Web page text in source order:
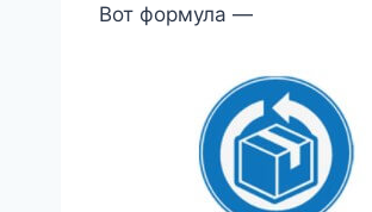
Вот формула —